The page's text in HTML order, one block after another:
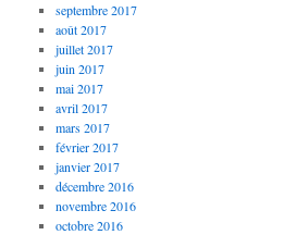
septembre 2017
août 2017
juillet 2017
juin 2017
mai 2017
avril 2017
mars 2017
février 2017
janvier 2017
décembre 2016
novembre 2016
octobre 2016